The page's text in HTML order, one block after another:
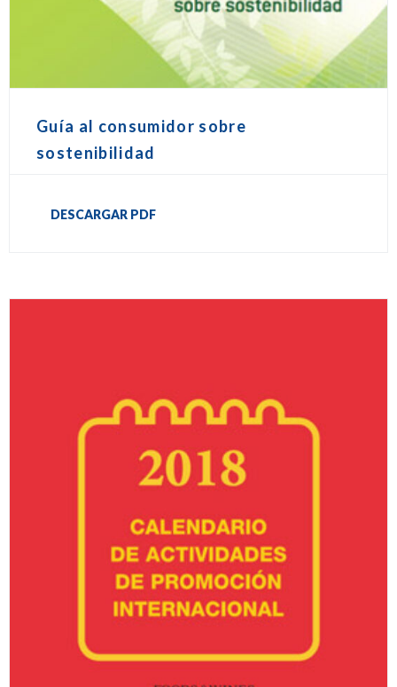
Guía al consumidor sobre
sostenibilidad
DESCARGAR PDF